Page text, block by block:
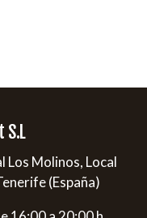
S.L
Los Molinos, Local
(España)